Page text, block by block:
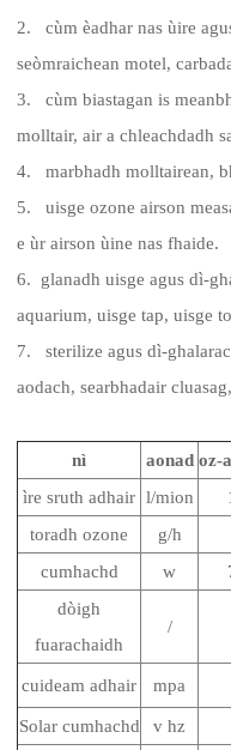
2. cùm èadhar nas ùire
seòmraichean motel,
3. cùm biastagan is
molltair, air a chleachdadh
4. marbhadh molltairean,
5. uisge ozone airson
e ùr airson ùine nas fhaide.
6. glanadh uisge agus dì-
aquarium, uisge tap, uisge
7. sterilize agus dì-
aodach, searbhadair
nì aonad oz-
ìre sruth adhair l/mion
toradh ozone
g/h
cumhachd
w
dòigh
fuarachaidh
/
cuideam adhair mpa
Solar cumhachd
v hz